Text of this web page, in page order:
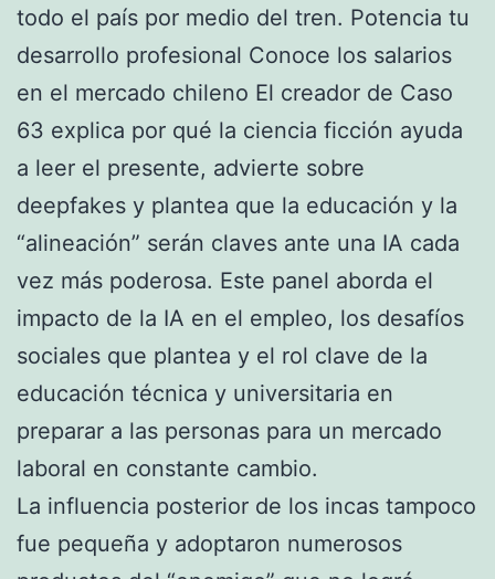
todo el país por medio del tren. Potencia tu
desarrollo profesional Conoce los salarios
en el mercado chileno El creador de Caso
63 explica por qué la ciencia ficción ayuda
a leer el presente, advierte sobre
deepfakes y plantea que la educación y la
“alineación” serán claves ante una IA cada
vez más poderosa. Este panel aborda el
impacto de la IA en el empleo, los desafíos
sociales que plantea y el rol clave de la
educación técnica y universitaria en
preparar a las personas para un mercado
laboral en constante cambio.
La influencia posterior de los incas tampoco
fue pequeña y adoptaron numerosos